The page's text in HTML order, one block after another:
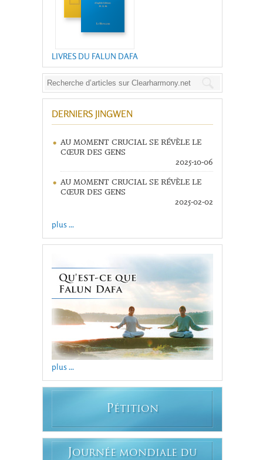
LIVRES DU FALUN DAFA
DERNIERS JINGWEN
AU MOMENT CRUCIAL SE RÉVÈLE LE
CŒUR DES GENS
2025-10-06
AU MOMENT CRUCIAL SE RÉVÈLE LE
CŒUR DES GENS
2025-02-02
plus ...
plus ...
PÉTITION
JOURNÉE MONDIALE DU